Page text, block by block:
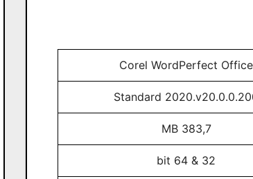
Corel WordPerfect Office
Standard
383,7 MB
32 & 64 bit